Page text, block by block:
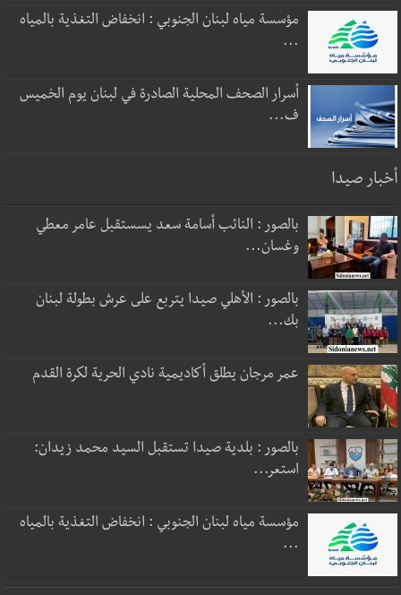
مؤسسة مياه لبنان الجنوبي : انخفاض التغذية بالمياه
...
أسرار الصحف المحلية الصادرة في لبنان يوم الخميس
ف...
أخبار صيدا
بالصور : النائب أسامة سعد يسستقبل عامر معطي
وغسان...
بالصور : الأهلي صيدا يتربع على عرش بطولة لبنان
بك...
عمر مرجان يطلق أكاديمية نادي الحرية لكرة القدم
بالصور : بلدية صيدا تستقبل السيد محمد زيدان:
استعر...
مؤسسة مياه لبنان الجنوبي : انخفاض التغذية بالمياه
...